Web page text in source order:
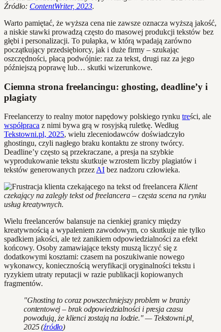
Źródło: ContentWriter, 2023.
Warto pamiętać, że wyższa cena nie zawsze oznacza wyższą jakość,
a niskie stawki prowadzą często do masowej produkcji tekstów bez
głębi i personalizacji. To pułapka, w którą wpadają zarówno
początkujący przedsiębiorcy, jak i duże firmy – szukając
oszczędności, płacą podwójnie: raz za tekst, drugi raz za jego
późniejszą poprawę lub… skutki wizerunkowe.
Ciemna strona freelancingu: ghosting, deadline’y i
plagiaty
Freelancerzy to realny motor napędowy polskiego rynku treści, ale
współpraca z nimi bywa grą w rosyjską ruletkę. Według
Tekstowni.pl, 2025, wielu zleceniodawców doświadczyło
ghostingu, czyli nagłego braku kontaktu ze strony twórcy.
Deadline’y często są przekraczane, a presja na szybkie
wyprodukowanie tekstu skutkuje wzrostem liczby plagiatów i
tekstów generowanych przez AI bez nadzoru człowieka.
Klient
czekający na zaległy tekst od freelancera – częsta scena na rynku
usług kreatywnych.
Wielu freelancerów balansuje na cienkiej granicy między
kreatywnością a wypaleniem zawodowym, co skutkuje nie tylko
spadkiem jakości, ale też zanikiem odpowiedzialności za efekt
końcowy. Osoby zamawiające teksty muszą liczyć się z
dodatkowymi kosztami: czasem na poszukiwanie nowego
wykonawcy, koniecznością weryfikacji oryginalności tekstu i
ryzykiem utraty reputacji w razie publikacji kopiowanych
fragmentów.
"Ghosting to coraz powszechniejszy problem w branży
contentowej – brak odpowiedzialności i presja czasu
powodują, że klienci zostają na lodzie." — Tekstowni.pl,
2025 (źródło)